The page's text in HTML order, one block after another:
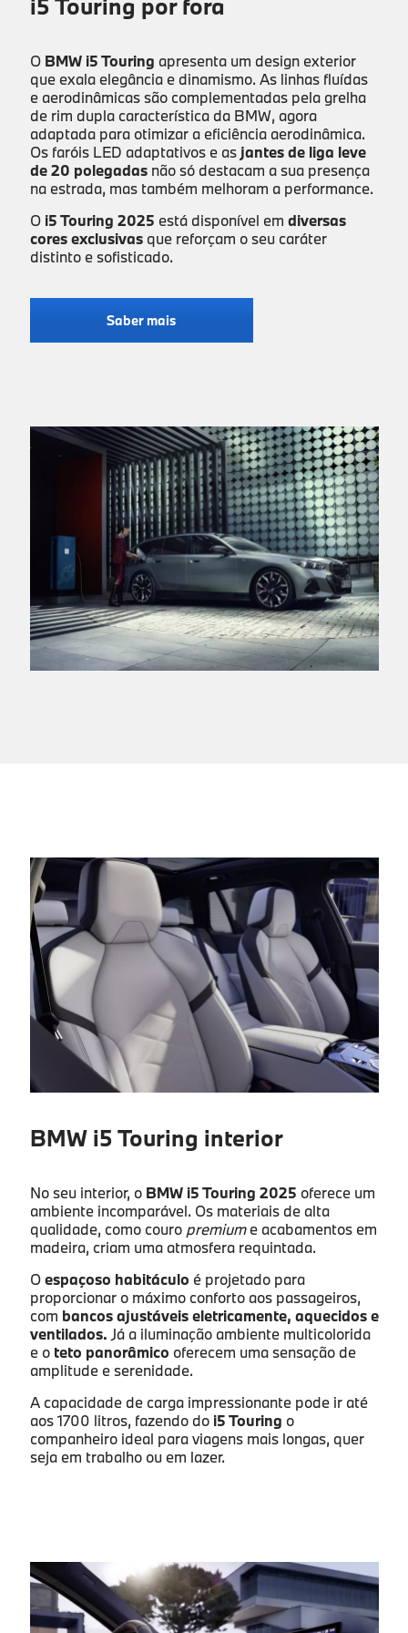
O BMW i5 Touring apresenta um design exterior
que exala elegância e dinamismo. As linhas fluídas
e aerodinâmicas são complementadas pela grelha
de rim dupla característica da BMW, agora
adaptada para otimizar a eficiência aerodinâmica.
Os faróis LED adaptativos e as jantes de liga leve
de 20 polegadasnão só destacam a sua presença
na estrada, mas também melhoram a performance.
O i5 Touring 2025 está disponível em diversas
cores exclusivasque reforçam o seu caráter
distinto e sofisticado.
Saber mais
BMW i5 Touring interior
No seu interior, o BMW i5 Touring 2025 oferece um
ambiente incomparável. Os materiais de alta
qualidade, como couro premiume acabamentos em
madeira, criam uma atmosfera requintada.
Oespaçoso habitáculo é projetado para
proporcionar o máximo conforto aos passageiros,
com bancos ajustáveis eletricamente, aquecidos e
ventilados. Já a iluminação ambiente multicolorida
e o teto panorâmico oferecem uma sensação de
amplitude e serenidade.
A capacidade de carga impressionante pode ir até
aos 1700 litros, fazendo doi5 Touring o
companheiro ideal para viagens mais longas, quer
seja em trabalho ou em lazer.